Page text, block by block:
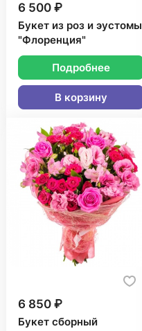
6 500 ₽
Букет из роз и эустомы
"Флоренция"
Подробнее
В корзину
6 850 ₽
Букет сборный